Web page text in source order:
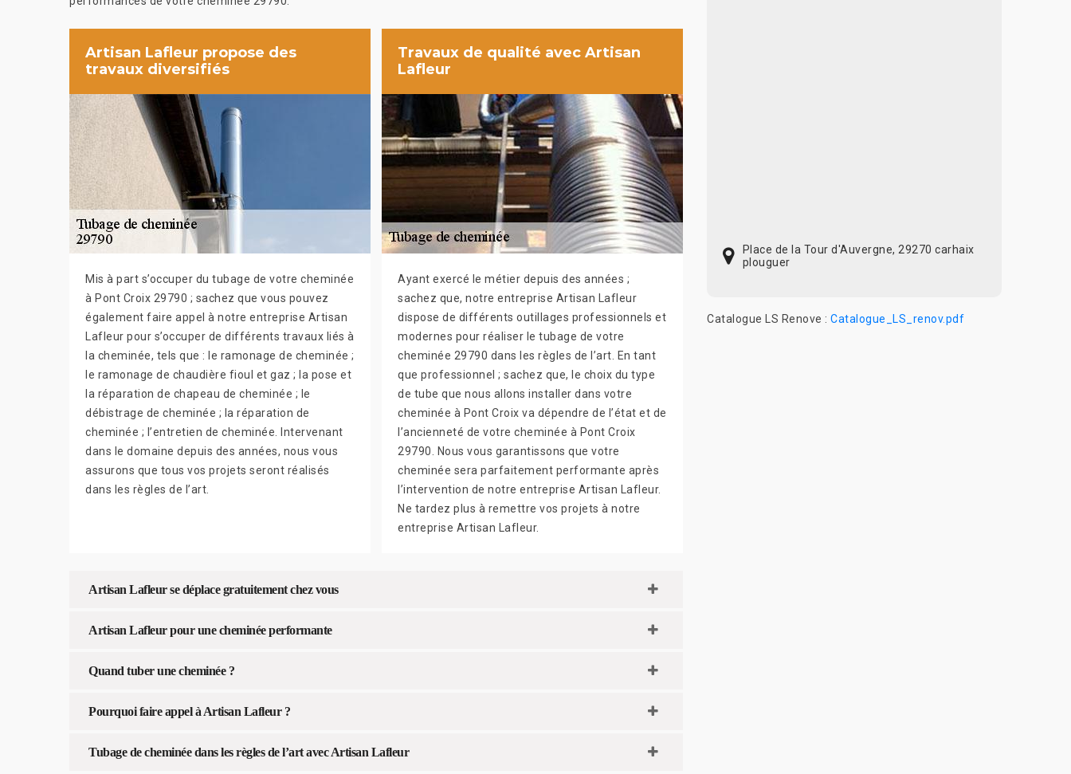
Artisan Lafleur propose des
travaux diversifiés
Mis à part s’occuper du tubage de votre cheminée
à Pont Croix 29790 ; sachez que vous pouvez
également faire appel à notre entreprise Artisan
Lafleur pour s’occuper de différents travaux liés à
la cheminée, tels que : le ramonage de cheminée ;
le ramonage de chaudière fioul et gaz ; la pose et
la réparation de chapeau de cheminée ; le
débistrage de cheminée ; la réparation de
cheminée ; l’entretien de cheminée. Intervenant
dans le domaine depuis des années, nous vous
assurons que tous vos projets seront réalisés
dans les règles de l’art.
Travaux de qualité avec Artisan
Lafleur
Ayant exercé le métier depuis des années ;
sachez que, notre entreprise Artisan Lafleur
dispose de différents outillages professionnels et
modernes pour réaliser le tubage de votre
cheminée 29790 dans les règles de l’art. En tant
que professionnel ; sachez que, le choix du type
de tube que nous allons installer dans votre
cheminée à Pont Croix va dépendre de l’état et de
l’ancienneté de votre cheminée à Pont Croix
29790. Nous vous garantissons que votre
cheminée sera parfaitement performante après
l’intervention de notre entreprise Artisan Lafleur.
Ne tardez plus à remettre vos projets à notre
entreprise Artisan Lafleur.
Artisan Lafleur se déplace gratuitement chez vous
Artisan Lafleur pour une cheminée performante
Quand tuber une cheminée ?
Pourquoi faire appel à Artisan Lafleur ?
Tubage de cheminée dans les règles de l’art avec Artisan Lafleur
Place de la Tour d'Auvergne, 29270 carhaix
plouguer
Catalogue LS Renove : Catalogue_LS_renov.pdf